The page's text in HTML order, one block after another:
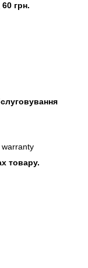
грн.
товару.